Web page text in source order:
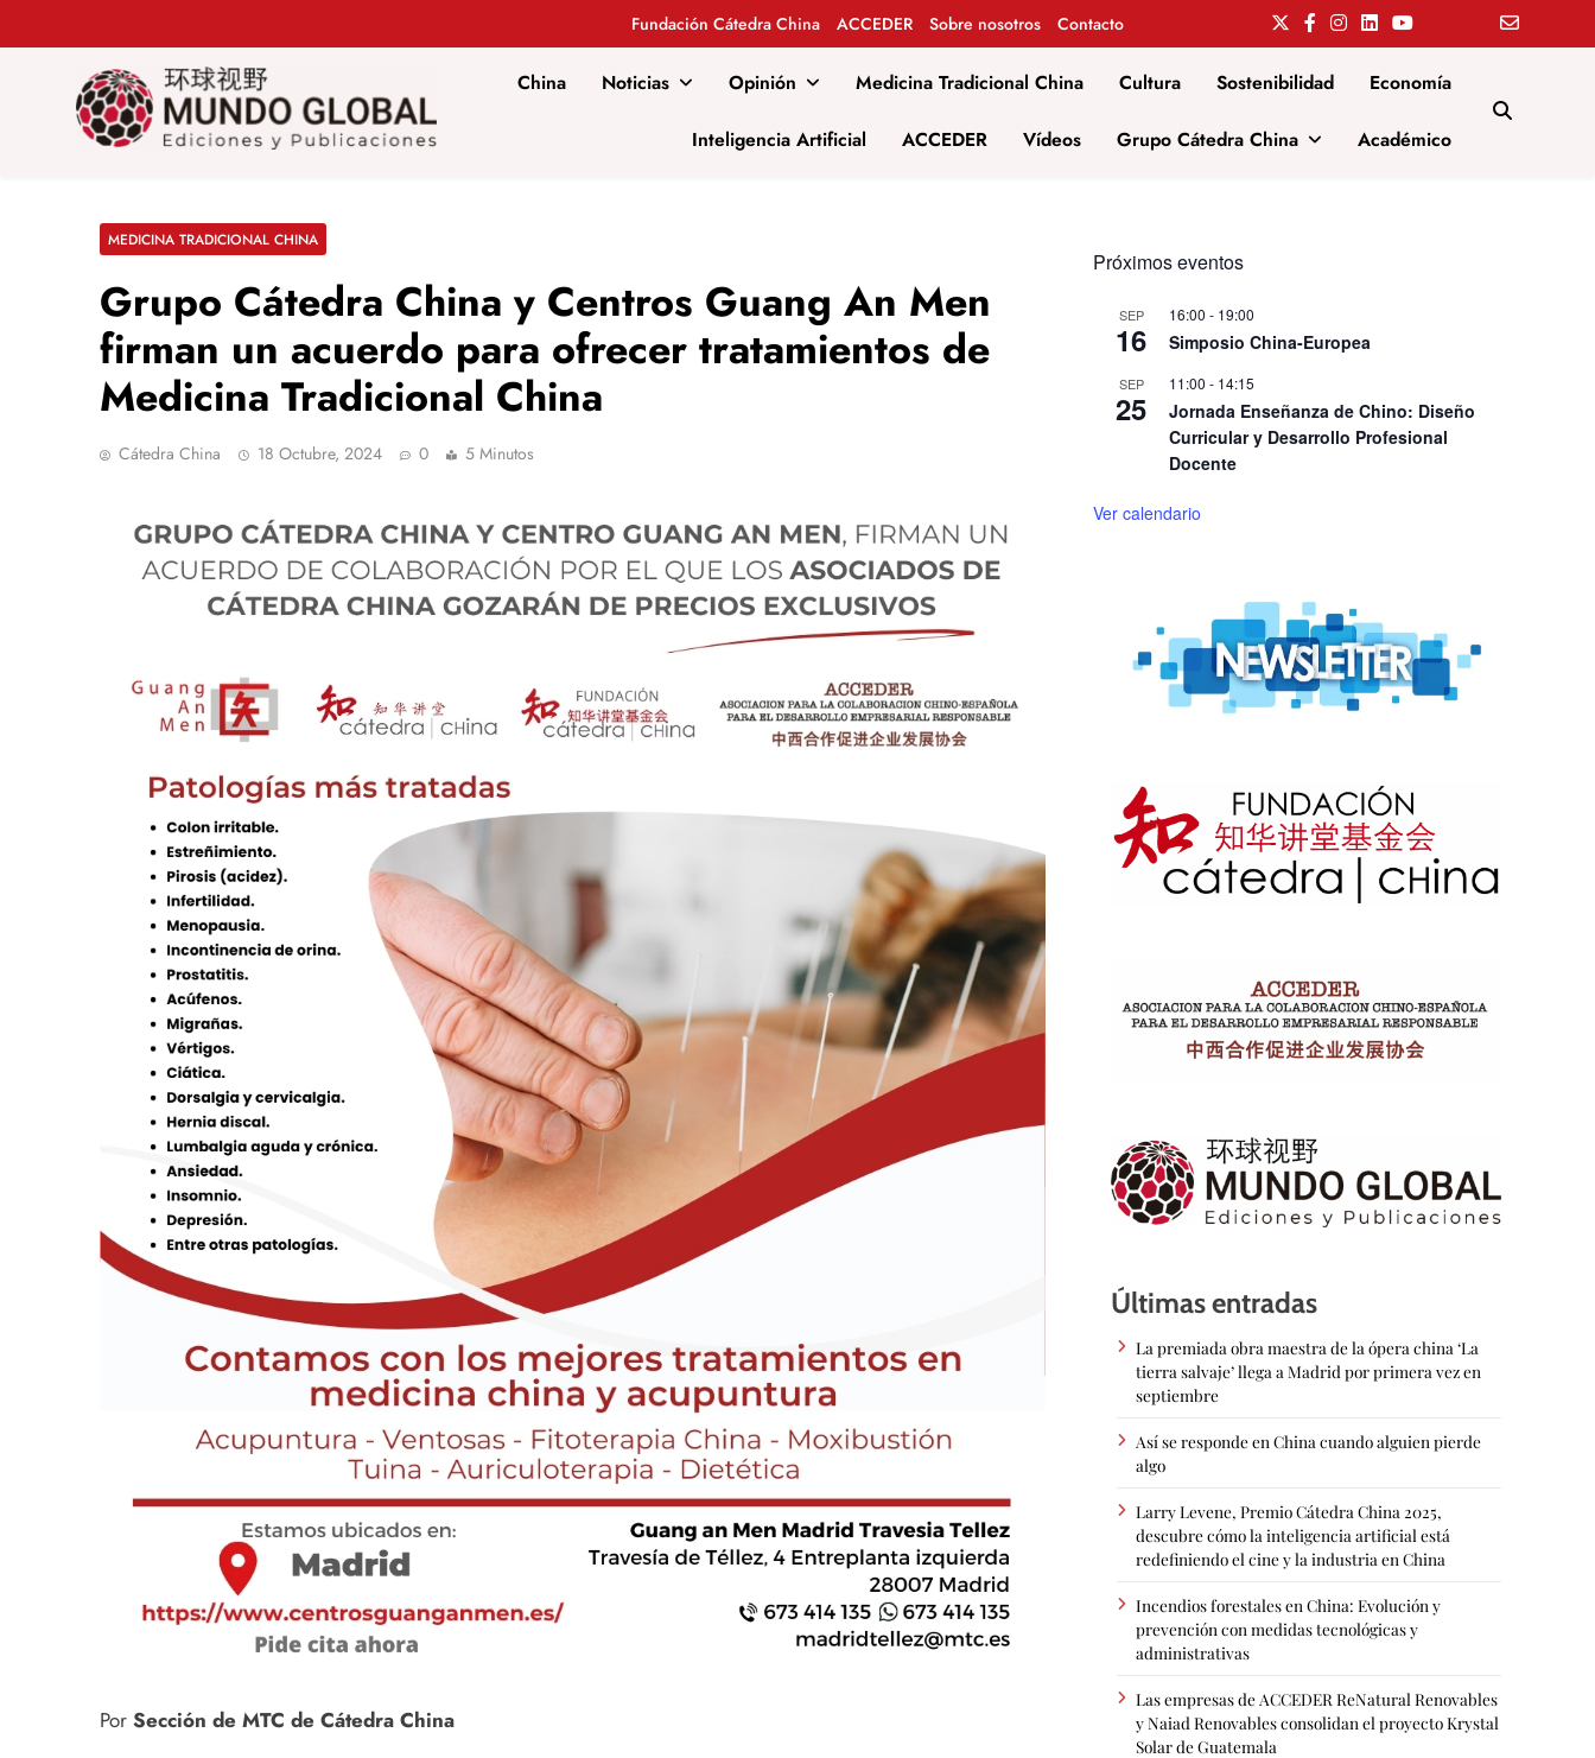
Fundación Cátedra China ACCEDER Sobre nosotros Contacto
Mundo Global
China Noticias Opinión Medicina Tradicional China Cultura Sostenibilidad Economía
Inteligencia Artificial ACCEDER Vídeos Grupo Cátedra China Académico
MEDICINA TRADICIONAL CHINA
Grupo Cátedra China y Centros Guang An Men
firman un acuerdo para ofrecer tratamientos de
Medicina Tradicional China
Cátedra China 18 Octubre, 2024 0 5 Minutos
Por Sección de MTC de Cátedra China
Próximos eventos
SEP
16
16:00 - 19:00
Simposio China-Europea
SEP
25
11:00 - 14:15
Jornada Enseñanza de Chino: Diseño
Curricular y Desarrollo Profesional
Docente
Ver calendario
Últimas entradas
La premiada obra maestra de la ópera china ‘La
tierra salvaje’ llega a Madrid por primera vez en
septiembre
Así se responde en China cuando alguien pierde
algo
Larry Levene, Premio Cátedra China 2025,
descubre cómo la inteligencia artificial está
redefiniendo el cine y la industria en China
Incendios forestales en China: Evolución y
prevención con medidas tecnológicas y
administrativas
Las empresas de ACCEDER ReNatural Renovables
y Naiad Renovables consolidan el proyecto Krystal
Solar de Guatemala